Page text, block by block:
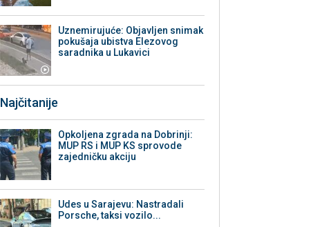
Uznemirujuće: Objavljen snimak
pokušaja ubistva Elezovog
saradnika u Lukavici
Najčitanije
Opkoljena zgrada na Dobrinji:
MUP RS i MUP KS sprovode
zajedničku akciju
Udes u Sarajevu: Nastradali
Porsche, taksi vozilo...